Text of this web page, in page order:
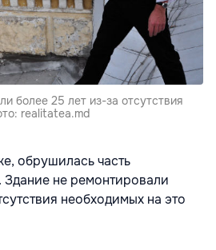
более 25 лет из-за отсутствия
realitatea.md
обрушилась часть
Здание не ремонтировали
необходимых на это